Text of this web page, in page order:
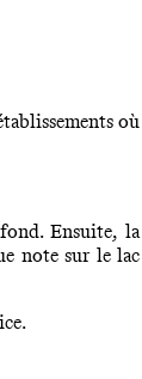
où
Ensuite, la
note sur le lac